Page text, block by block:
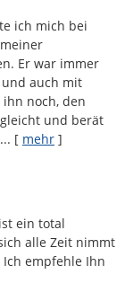
ich mich bei
Er war immer
und auch mit
noch, den
und berät
[ mehr ]
ein total
alle Zeit nimmt
empfehle Ihn